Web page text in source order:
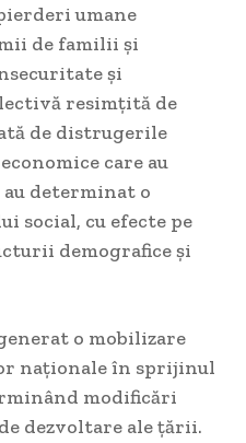
umane
de familii și
și
resimțită de
de distrugerile
care au
determinat o
social, cu efecte pe
demografice și
o mobilizare
naționale în sprijinul
modificări
dezvoltare ale țării.